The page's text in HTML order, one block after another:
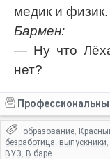
медик и физик.
Бармен:
— Ну что
нет?
образование,
безработица, выпускники,
ВУЗ, В баре